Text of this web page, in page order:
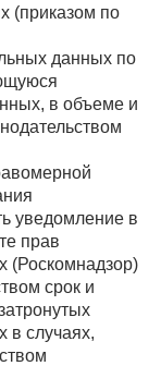
(приказом по
данных по
в объеме и
уведомление в
прав
(Роскомнадзор)
срок и
в случаях,